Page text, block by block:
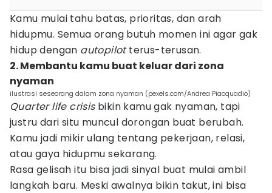
Kamu mulai tahu batas, prioritas, dan arah
hidupmu. Semua orang butuh momen ini agar gak
hidup dengan autopilotterus-terusan.
2. Membantu kamu buat keluar dari zona
nyaman
ilustrasi seseorang dalam zona nyaman (pexels.com/Andrea Piacquadio)
Quarter life crisisbikin kamu gak nyaman, tapi
justru dari situ muncul dorongan buat berubah.
Kamu jadi mikir ulang tentang pekerjaan, relasi,
atau gaya hidupmu sekarang.
Rasa gelisah itu bisa jadi sinyal buat mulai ambil
langkah baru. Meski awalnya bikin takut, ini bisa